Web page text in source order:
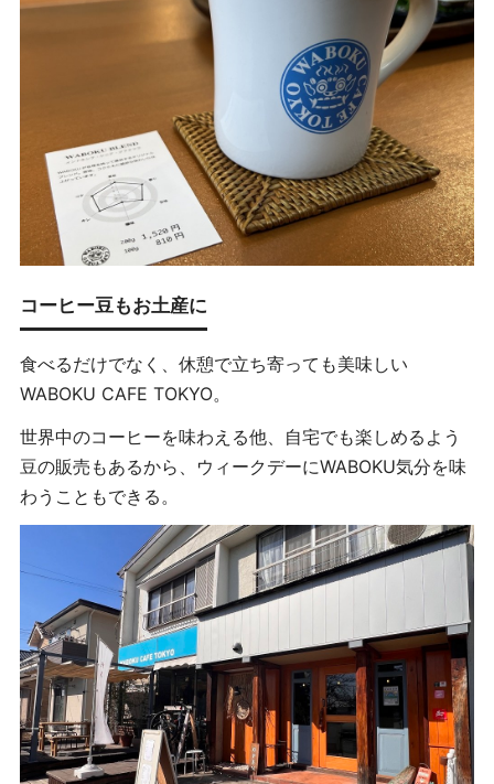
コーヒー豆もお土産に
食べるだけでなく、休憩で立ち寄っても美味しい
WABOKU CAFE TOKYO。
世界中のコーヒーを味わえる他、自宅でも楽しめるよう
豆の販売もあるから、ウィークデーにWABOKU気分を味
わうこともできる。